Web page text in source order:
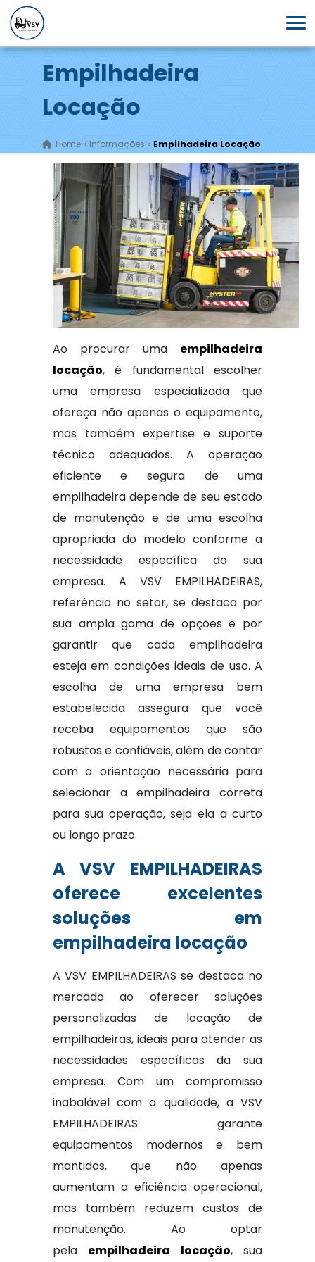
Empilhadeira
Locação
Home» Informações » Empilhadeira Locação
Ao procurar uma empilhadeira
locação, é fundamental escolher
uma empresa especializada que
ofereça não apenas o equipamento,
mas também expertise e suporte
técnico adequados. A operação
eficiente e segura de uma
empilhadeira depende de seu estado
de manutenção e de uma escolha
apropriada do modelo conforme a
necessidade específica da sua
empresa. A VSV EMPILHADEIRAS,
referência no setor, se destaca por
sua ampla gama de opções e por
garantir que cada empilhadeira
esteja em condições ideais de uso. A
escolha de uma empresa bem
estabelecida assegura que você
receba equipamentos que são
robustos e confiáveis, além de contar
com a orientação necessária para
selecionar a empilhadeira correta
para sua operação, seja ela a curto
ou longo prazo.
A VSV EMPILHADEIRAS
oferece excelentes
soluções em
empilhadeira locação
A VSV EMPILHADEIRAS se destaca no
mercado ao oferecer soluções
personalizadas de locação de
empilhadeiras, ideais para atender as
necessidades específicas da sua
empresa. Com um compromisso
inabalável com a qualidade, a VSV
EMPILHADEIRAS garante
equipamentos modernos e bem
mantidos, que não apenas
aumentam a eficiência operacional,
mas também reduzem custos de
manutenção. Ao optar
pela empilhadeira locação, sua